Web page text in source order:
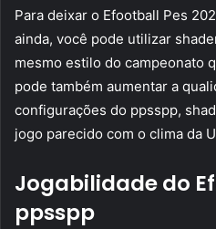
Para deixar o Efootball Pes
ainda, você pode utilizar
mesmo estilo do campeonato
pode também aumentar a
configurações do ppsspp,
jogo parecido com o clima da
Jogabilidade do
ppsspp